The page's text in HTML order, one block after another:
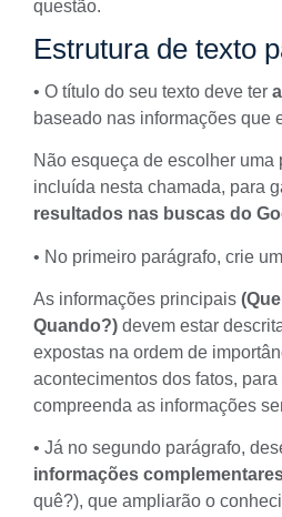
questão.
Estrutura de texto
• O título do seu texto deve ter
baseado nas informações que
Não esqueça de escolher uma
incluída nesta chamada, para
resultados nas buscas do
• No primeiro parágrafo, crie um
As informações principais
Quando?) devem estar
expostas na ordem de
acontecimentos dos fatos,
compreenda as informações
• Já no segundo parágrafo,
informações
quê?), que ampliarão o